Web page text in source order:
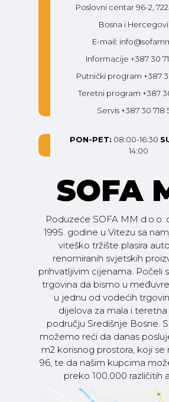
Poslovni centar 96-2,
Bosna i
E-mail:
Informacije +387 30
Putnički program +387
Teretni program +387
Servis +387 30 718
PON-PET: 08:00-16:30
14:00
SOFA
Poduzeće SOFA MM d.o.o.
1995. godine u Vitezu sa
viteško tržište plasira
renomiranih svjetskih
prihvatljivim cijenama. Počeli
trgovina da bismo u
u jednu od vodećih
dijelova za mala i teretna
području Središnje Bosne.
možemo reći da danas
m2 korisnog prostora, koji se
96, te da našim kupcima
preko 100.000 različitih